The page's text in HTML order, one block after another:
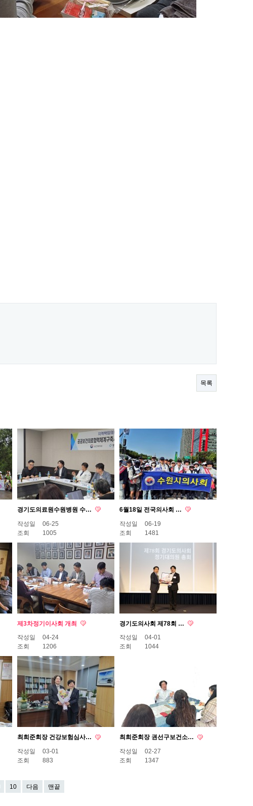
목록
경기도의료원수원병원 수…
작성일
06-25
조회
1005
6월18일 전국의사회 …
작성일
06-19
조회
1481
제3차정기이사회 개최
작성일
04-24
조회
1206
경기도의사회 제78회 …
작성일
04-01
조회
1044
최희준회장 건강보험심사…
작성일
03-01
조회
883
최희준회장 권선구보건소…
작성일
02-27
조회
1347
10 다음 맨끝